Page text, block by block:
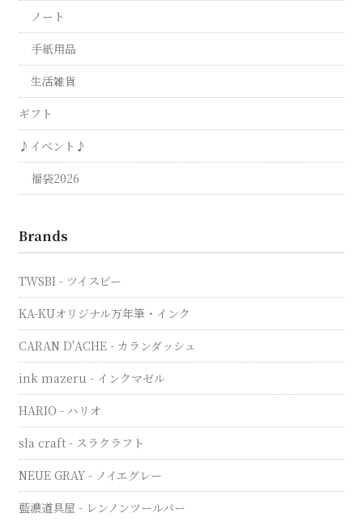
ノート
手紙用品
生活雑貨
ギフト
♪イベント♪
福袋2026
Brands
TWSBI - ツイスビー
KA-KUオリジナル万年筆・インク
CARAN D'ACHE - カランダッシュ
ink mazeru - インクマゼル
HARIO - ハリオ
sla craft - スラクラフト
NEUE GRAY - ノイエグレー
藍濃道具屋 - レンノンツールバー